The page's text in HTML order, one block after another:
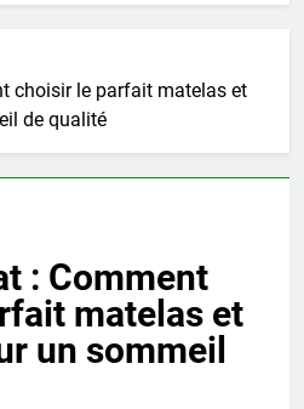
choisir le parfait matelas et
de qualité
: Comment
matelas et
un sommeil